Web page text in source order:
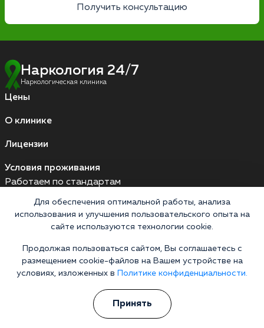
Получить консультацию
Наркология 24/7
Наркологическая клиника
Цены
О клинике
Лицензии
Условия проживания
Выездные бригады работают круглосуточно
Работаем по стандартам
Версия для слабовидящих
Карты МИР Наличные
Для обеспечения оптимальной работы, анализа
использования и улучшения пользовательского опыта на
сайте используются технологии cookie.
Продолжая пользоваться сайтом, Вы соглашаетесь с
размещением cookie-файлов на Вашем устройстве на
условиях, изложенных в
Политике конфиденциальности.
Принять